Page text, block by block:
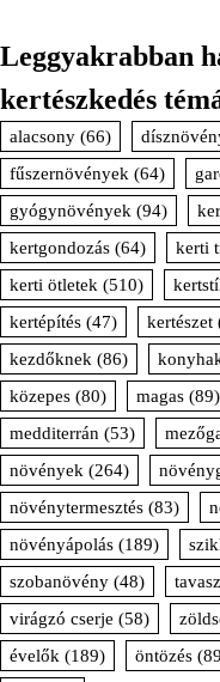
Leggyakrabban
kertészkedés
alacsony (66)
fűszernövények (64)
gyógynövények (94)
kertgondozás (64) kerti
kerti ötletek (510)
kertépítés (47) kertészet
kezdőknek (86)
közepes (80) magas (89)
medditerrán (53)
növények (264)
növénytermesztés (83)
növényápolás (189)
szobanövény (48)
virágzó cserje (58)
évelők (189) öntözés